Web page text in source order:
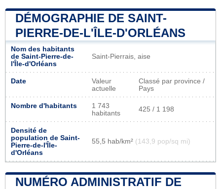
DÉMOGRAPHIE DE SAINT-
PIERRE-DE-L'ÎLE-D'ORLÉANS
Nom des habitants
de Saint-Pierre-de-
l'Île-d'Orléans
Saint-Pierrais, aise
Date
Valeur
actuelle
Classé par province /
Pays
Nombre d'habitants
1 743
habitants
425 / 1 198
Densité de
population de Saint-
Pierre-de-l'Île-
d'Orléans
55,5 hab/km² (143,9 pop/sq mi)
NUMÉRO ADMINISTRATIF DE